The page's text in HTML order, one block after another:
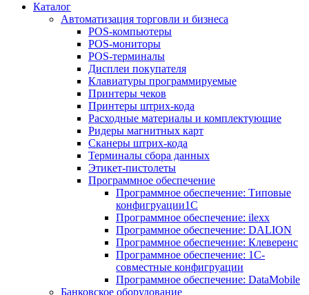
Каталог
Автоматизация торговли и бизнеса
POS-компьютеры
POS-мониторы
POS-терминалы
Дисплеи покупателя
Клавиатуры программируемые
Принтеры чеков
Принтеры штрих-кода
Расходные материалы и комплектующие
Ридеры магнитных карт
Сканеры штрих-кода
Терминалы сбора данных
Этикет-пистолеты
Программное обеспечение
Программное обеспечение: Типовые
конфигруации1С
Программное обеспечение: ilexx
Программное обеспечение: DALION
Программное обеспечение: Клеверенс
Программное обеспечение: 1С-
совместные конфигруации
Программное обеспечение: DataMobile
Банковское оборудование